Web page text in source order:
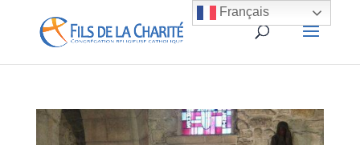
Français